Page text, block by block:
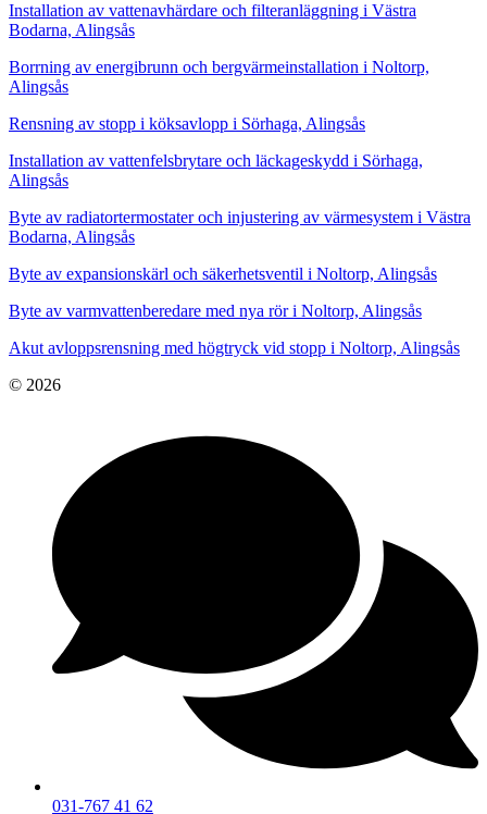
Installation av vattenavhärdare och filteranläggning i Västra
Bodarna, Alingsås
Borrning av energibrunn och bergvärmeinstallation i Noltorp,
Alingsås
Rensning av stopp i köksavlopp i Sörhaga, Alingsås
Installation av vattenfelsbrytare och läckageskydd i Sörhaga,
Alingsås
Byte av radiatortermostater och injustering av värmesystem i Västra
Bodarna, Alingsås
Byte av expansionskärl och säkerhetsventil i Noltorp, Alingsås
Byte av varmvattenberedare med nya rör i Noltorp, Alingsås
Akut avloppsrensning med högtryck vid stopp i Noltorp, Alingsås
© 2026
031-767 41 62